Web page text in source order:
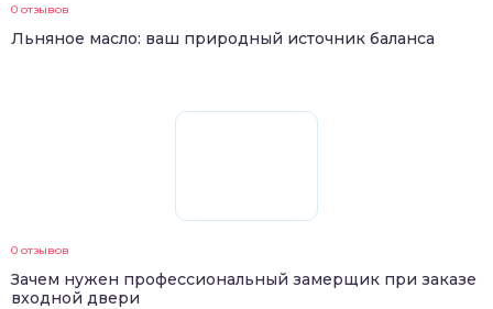
0 отзывов
Льняное масло: ваш природный источник баланса
0 отзывов
Зачем нужен профессиональный замерщик при заказе
входной двери